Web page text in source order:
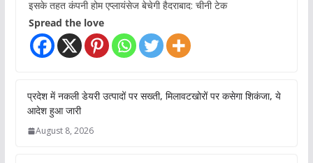
इसके तहत कंपनी होम एप्लायंसेज बेचेगी हैदराबाद: चीनी टेक
Spread the love
प्रदेश में नकली डेयरी उत्पादों पर सख्ती, मिलावटखोरों पर कसेगा शिकंजा, ये
आदेश हुआ जारी
August 8, 2026